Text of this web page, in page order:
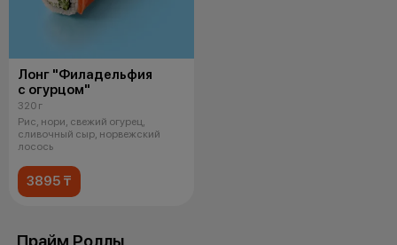
Лонг "Филадельфия
с огурцом"
320 г
Рис, нори, свежий огурец,
сливочный сыр, норвежский
лосось
3895 ₸